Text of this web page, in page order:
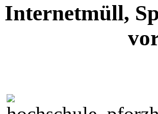
Internetmüll,